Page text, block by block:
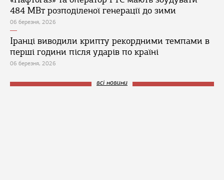
484 МВт розподіленої генерації до зими
06 березня, 2026
Іранці виводили крипту рекордними темпами в
перші години після ударів по країні
06 березня, 2026
всі новини